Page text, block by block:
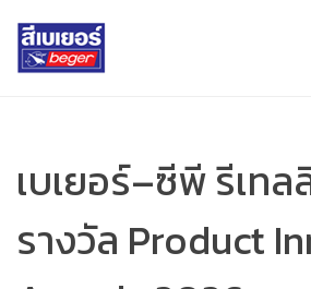
เบเยอร์–ซีพี รีเทล
รางวัล Product